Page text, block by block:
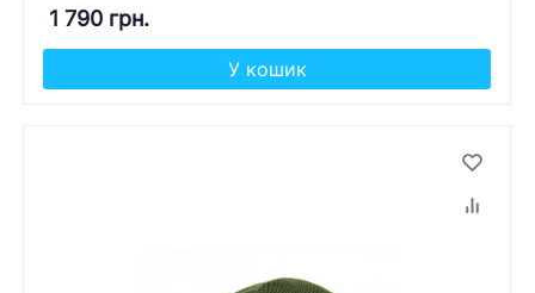
1 790 грн.
У кошик